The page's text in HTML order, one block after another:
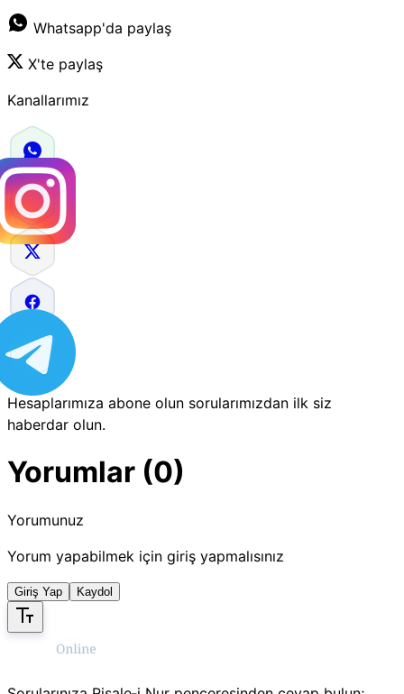
Whatsapp'da paylaş
X'te paylaş
Kanallarımız
Hesaplarımıza abone olun sorularımızdan ilk siz
haberdar olun.
Yorumlar (0)
Yorumunuz
Yorum yapabilmek için giriş yapmalısınız
Giriş Yap Kaydol